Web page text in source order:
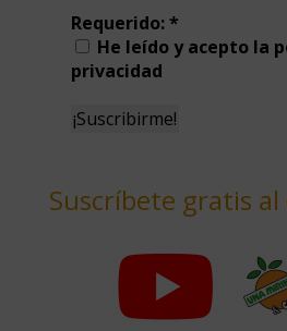
Requerido:*
He leído y acepto la
privacidad
Suscríbete gratis al